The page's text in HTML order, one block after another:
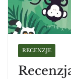
RECENZJE